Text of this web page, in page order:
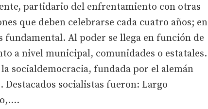
partidario del enfrentamiento con otras
que deben celebrarse cada cuatro años; en
fundamental. Al poder se llega en función de
a nivel municipal, comunidades o estatales.
socialdemocracia, fundada por el alemán
Destacados socialistas fueron: Largo